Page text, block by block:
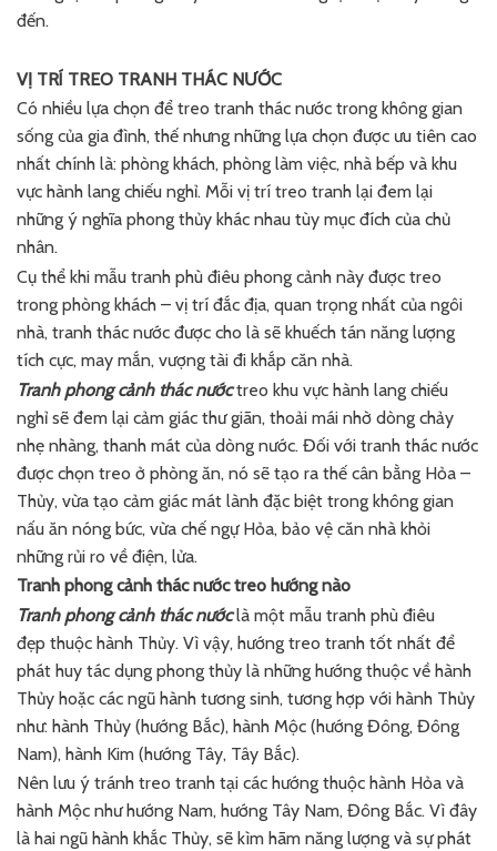
đến.
VỊ TRÍ TREO TRANH THÁC NƯỚC
Có nhiều lựa chọn để treo tranh thác nước trong không gian
sống của gia đình, thế nhưng những lựa chọn được ưu tiên cao
nhất chính là: phòng khách, phòng làm việc, nhà bếp và khu
vực hành lang chiếu nghỉ. Mỗi vị trí treo tranh lại đem lại
những ý nghĩa phong thủy khác nhau tùy mục đích của chủ
nhân.
Cụ thể khi mẫu tranh phù điêu phong cảnh này được treo
trong phòng khách – vị trí đắc địa, quan trọng nhất của ngôi
nhà, tranh thác nước được cho là sẽ khuếch tán năng lượng
tích cực, may mắn, vượng tài đi khắp căn nhà.
Tranh phong cảnh thác nướctreo khu vực hành lang chiếu
nghỉ sẽ đem lại cảm giác thư giãn, thoải mái nhờ dòng chảy
nhẹ nhàng, thanh mát của dòng nước. Đối với tranh thác nước
được chọn treo ở phòng ăn, nó sẽ tạo ra thế cân bằng Hỏa –
Thủy, vừa tạo cảm giác mát lành đặc biệt trong không gian
nấu ăn nóng bức, vừa chế ngự Hỏa, bảo vệ căn nhà khỏi
những rủi ro về điện, lửa.
Tranh phong cảnh thác nước treo hướng nào
Tranh phong cảnh thác nướclà một mẫu tranh phù điêu
đẹp thuộc hành Thủy. Vì vậy, hướng treo tranh tốt nhất để
phát huy tác dụng phong thủy là những hướng thuộc về hành
Thủy hoặc các ngũ hành tương sinh, tương hợp với hành Thủy
như: hành Thủy (hướng Bắc), hành Mộc (hướng Đông, Đông
Nam), hành Kim (hướng Tây, Tây Bắc).
Nên lưu ý tránh treo tranh tại các hướng thuộc hành Hỏa và
hành Mộc như hướng Nam, hướng Tây Nam, Đông Bắc. Vì đây
là hai ngũ hành khắc Thủy, sẽ kìm hãm năng lượng và sự phát